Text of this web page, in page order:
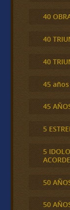
40
40
40
45
45
5
5
50
50